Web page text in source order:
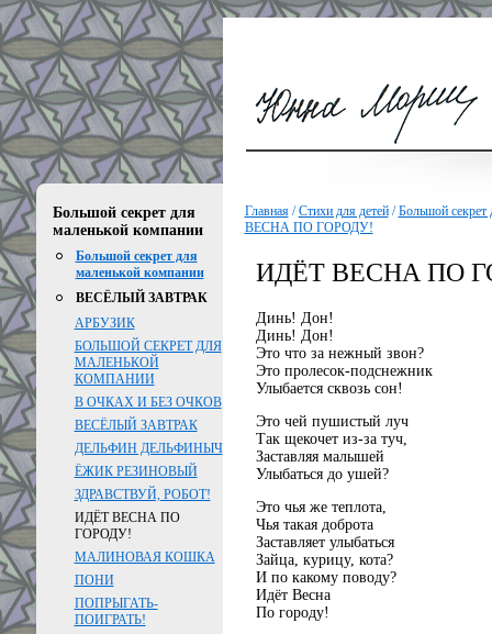
Большой секрет для
маленькой компании
Большой секрет для
маленькой компании
ВЕСЁЛЫЙ ЗАВТРАК
АРБУЗИК
БОЛЬШОЙ СЕКРЕТ ДЛЯ
МАЛЕНЬКОЙ
КОМПАНИИ
В ОЧКАХ И БЕЗ ОЧКОВ
ВЕСЁЛЫЙ ЗАВТРАК
ДЕЛЬФИН ДЕЛЬФИНЫЧ
ЁЖИК РЕЗИНОВЫЙ
ЗДРАВСТВУЙ, РОБОТ!
ИДЁТ ВЕСНА ПО
ГОРОДУ!
МАЛИНОВАЯ КОШКА
ПОНИ
ПОПРЫГАТЬ-
ПОИГРАТЬ!
Главная/Стихи для детей/Большой секрет
ВЕСНА ПО ГОРОДУ!
ИДЁТ ВЕСНА ПО
Динь! Дон!
Динь! Дон!
Это что за нежный звон?
Это пролесок-подснежник
Улыбается сквозь сон!
Это чей пушистый луч
Так щекочет из-за туч,
Заставляя малышей
Улыбаться до ушей?
Это чья же теплота,
Чья такая доброта
Заставляет улыбаться
Зайца, курицу, кота?
И по какому поводу?
Идёт Весна
По городу!